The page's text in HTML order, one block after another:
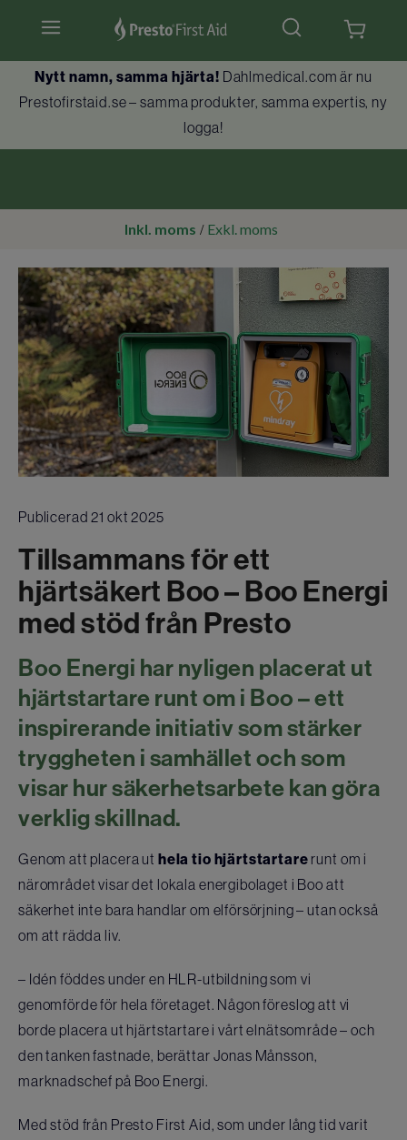
Hjärtstartare & tillbehör
Kundtjänst
Nytt namn, samma hjärta! Dahlmedical.com är nu
Prestofirstaid.se – samma produkter, samma expertis, ny
logga!
Inkl. moms / Exkl. moms
Publicerad 21 okt 2025
Tillsammans för ett
hjärtsäkert Boo – Boo Energi
med stöd från Presto
Boo Energi har nyligen placerat ut
hjärtstartare runt om i Boo – ett
inspirerande initiativ som stärker
tryggheten i samhället och som
visar hur säkerhetsarbete kan göra
verklig skillnad.
Genom att placera ut hela tio hjärtstartare runt om i
närområdet visar det lokala energibolaget i Boo att
säkerhet inte bara handlar om elförsörjning – utan också
om att rädda liv.
– Idén föddes under en HLR-utbildning som vi
genomförde för hela företaget. Någon föreslog att vi
borde placera ut hjärtstartare i vårt elnätsområde – och
den tanken fastnade, berättar Jonas Månsson,
marknadschef på Boo Energi.
Med stöd från Presto First Aid, som under lång tid varit